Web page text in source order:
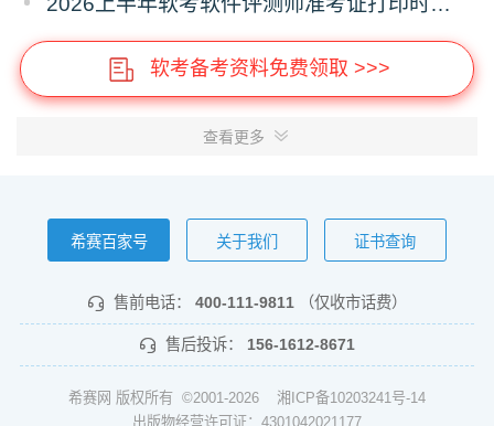
软考备考资料免费领取 >>>
查看更多
希赛百家号 关于我们 证书查询
售前电话： 400-111-9811 （仅收市话费）
售后投诉： 156-1612-8671
希赛网 版权所有 ©2001-2026 湘ICP备10203241号-14
出版物经营许可证：4301042021177